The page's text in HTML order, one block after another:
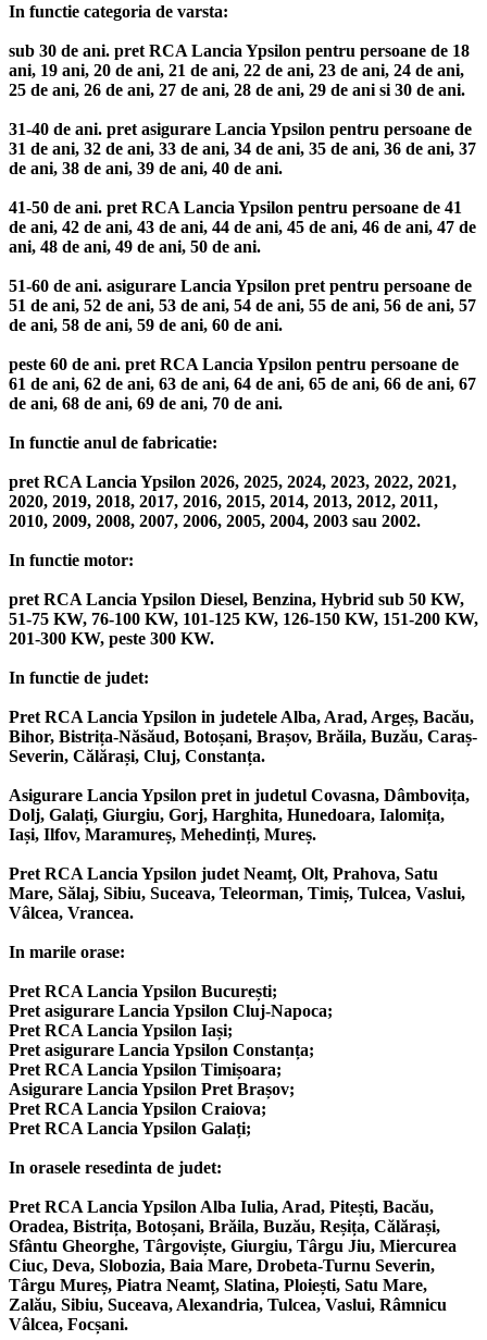
In functie categoria de varsta:
sub 30 de ani. pret RCA Lancia Ypsilon pentru persoane de 18
ani, 19 ani, 20 de ani, 21 de ani, 22 de ani, 23 de ani, 24 de ani,
25 de ani, 26 de ani, 27 de ani, 28 de ani, 29 de ani si 30 de ani.
31-40 de ani. pret asigurare Lancia Ypsilon pentru persoane de
31 de ani, 32 de ani, 33 de ani, 34 de ani, 35 de ani, 36 de ani, 37
de ani, 38 de ani, 39 de ani, 40 de ani.
41-50 de ani. pret RCA Lancia Ypsilon pentru persoane de 41
de ani, 42 de ani, 43 de ani, 44 de ani, 45 de ani, 46 de ani, 47 de
ani, 48 de ani, 49 de ani, 50 de ani.
51-60 de ani. asigurare Lancia Ypsilon pret pentru persoane de
51 de ani, 52 de ani, 53 de ani, 54 de ani, 55 de ani, 56 de ani, 57
de ani, 58 de ani, 59 de ani, 60 de ani.
peste 60 de ani. pret RCA Lancia Ypsilon pentru persoane de
61 de ani, 62 de ani, 63 de ani, 64 de ani, 65 de ani, 66 de ani, 67
de ani, 68 de ani, 69 de ani, 70 de ani.
In functie anul de fabricatie:
pret RCA Lancia Ypsilon 2026, 2025, 2024, 2023, 2022, 2021,
2020, 2019, 2018, 2017, 2016, 2015, 2014, 2013, 2012, 2011,
2010, 2009, 2008, 2007, 2006, 2005, 2004, 2003 sau 2002.
In functie motor:
pret RCA Lancia Ypsilon Diesel, Benzina, Hybrid sub 50 KW,
51-75 KW, 76-100 KW, 101-125 KW, 126-150 KW, 151-200 KW,
201-300 KW, peste 300 KW.
In functie de judet:
Pret RCA Lancia Ypsilon in judetele Alba, Arad, Argeș, Bacău,
Bihor, Bistrița-Năsăud, Botoșani, Brașov, Brăila, Buzău, Caraș-
Severin, Călărași, Cluj, Constanța.
Asigurare Lancia Ypsilon pret in judetul Covasna, Dâmbovița,
Dolj, Galați, Giurgiu, Gorj, Harghita, Hunedoara, Ialomița,
Iași, Ilfov, Maramureș, Mehedinți, Mureș.
Pret RCA Lancia Ypsilon judet Neamț, Olt, Prahova, Satu
Mare, Sălaj, Sibiu, Suceava, Teleorman, Timiș, Tulcea, Vaslui,
Vâlcea, Vrancea.
In marile orase:
Pret RCA Lancia Ypsilon București;
Pret asigurare Lancia Ypsilon Cluj-Napoca;
Pret RCA Lancia Ypsilon Iași;
Pret asigurare Lancia Ypsilon Constanța;
Pret RCA Lancia Ypsilon Timișoara;
Asigurare Lancia Ypsilon Pret Brașov;
Pret RCA Lancia Ypsilon Craiova;
Pret RCA Lancia Ypsilon Galați;
In orasele resedinta de judet:
Pret RCA Lancia Ypsilon Alba Iulia, Arad, Pitești, Bacău,
Oradea, Bistrița, Botoșani, Brăila, Buzău, Reșița, Călărași,
Sfântu Gheorghe, Târgoviște, Giurgiu, Târgu Jiu, Miercurea
Ciuc, Deva, Slobozia, Baia Mare, Drobeta-Turnu Severin,
Târgu Mureș, Piatra Neamț, Slatina, Ploiești, Satu Mare,
Zalău, Sibiu, Suceava, Alexandria, Tulcea, Vaslui, Râmnicu
Vâlcea, Focșani.